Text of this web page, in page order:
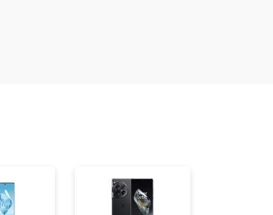
Заказать